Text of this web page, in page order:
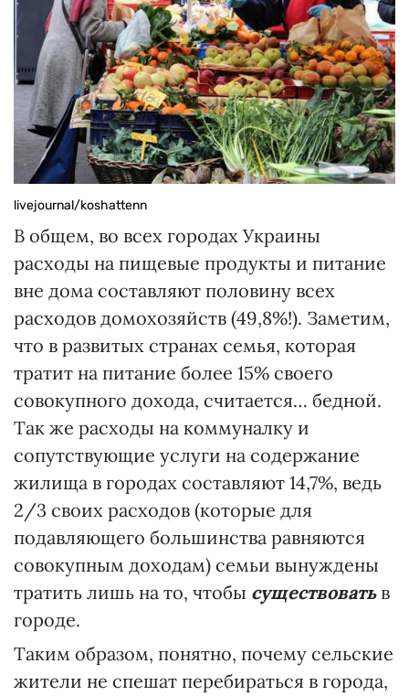
livejournal/koshattenn
В общем, во всех городах Украины
расходы на пищевые продукты и питание
вне дома составляют половину всех
расходов домохозяйств (49,8%!). Заметим,
что в развитых странах семья, которая
тратит на питание более 15% своего
совокупного дохода, считается… бедной.
Так же расходы на коммуналку и
сопутствующие услуги на содержание
жилища в городах составляют 14,7%, ведь
2/3 своих расходов (которые для
подавляющего большинства равняются
совокупным доходам) семьи вынуждены
тратить лишь на то, чтобы существоватьв
городе.
Таким образом, понятно, почему сельские
жители не спешат перебираться в города,